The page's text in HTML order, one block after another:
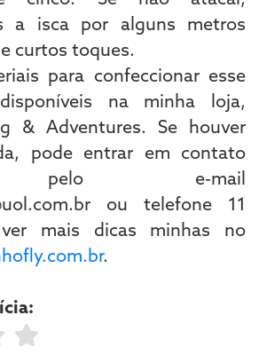
a isca por alguns metros
curtos toques.
para confeccionar esse
na minha loja,
& Adventures. Se houver
pode entrar em contato
pelo e-mail
ou telefone 11
mais dicas minhas no
.